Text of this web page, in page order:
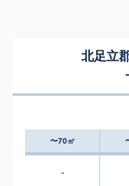
北足立
〜70㎡
-